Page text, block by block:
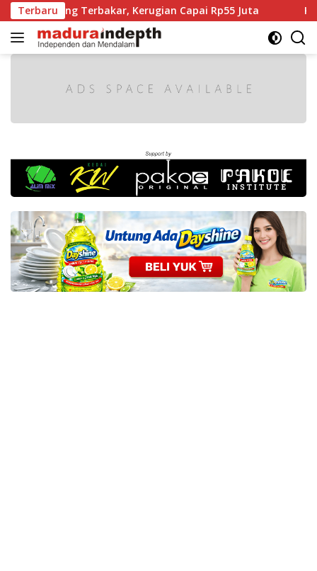
Langsung
ke
konten
Terbaru
Terbakar, Kerugian Capai Rp55 Juta Kabupaten